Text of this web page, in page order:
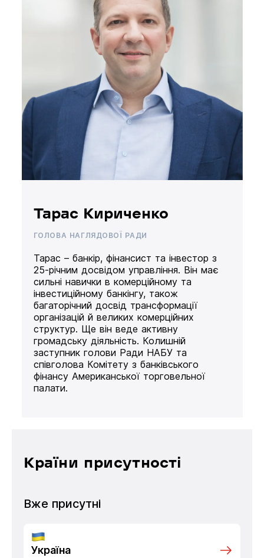
Тарас Кириченко
ГОЛОВА НАГЛЯДОВОЇ РАДИ
Тарас – банкір, фінансист та інвестор з
25-річним досвідом управління. Він має
сильні навички в комерційному та
інвестиційному банкінгу, також
багаторічний досвід трансформації
організацій й великих комерційних
структур. Ще він веде активну
громадську діяльність. Колишній
заступник голови Ради НАБУ та
співголова Комітету з банківського
фінансу Американської торговельної
палати.
Країни присутності
Вже присутні
Україна